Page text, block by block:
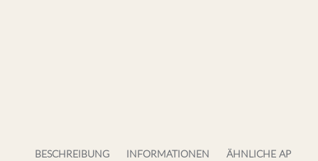
BESCHREIBUNG INFORMATIONEN ÄHNLICHE APPS